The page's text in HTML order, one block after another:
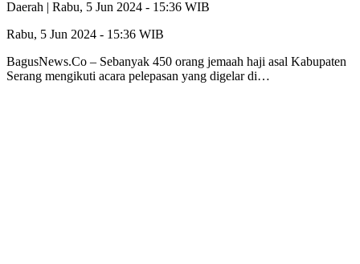
Daerah | Rabu, 5 Jun 2024 - 15:36 WIB
Rabu, 5 Jun 2024 - 15:36 WIB
BagusNews.Co – Sebanyak 450 orang jemaah haji asal Kabupaten
Serang mengikuti acara pelepasan yang digelar di…